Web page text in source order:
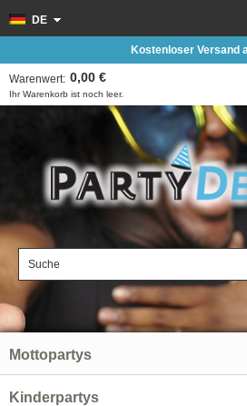
DE
Ihr Warenkorb ist noch leer.
Warenwert: 0,00 €
Kostenloser Versand
Mottopartys
Kinderpartys